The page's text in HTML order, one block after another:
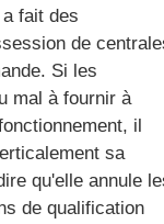
fait des
de
Si les
mal à fournir à
il
sa
qu'elle annule
de qualification